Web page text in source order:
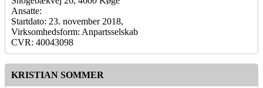
Ansatte:
Startdato: 23. november 2018,
Virksomhedsform: Anpartsselskab
CVR: 40043098
KRISTIAN SOMMER